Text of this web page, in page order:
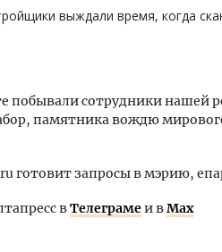
выждали время, когда
побывали сотрудники нашей
памятника вождю
готовит запросы в мэрию,
вТелеграмеи вMax